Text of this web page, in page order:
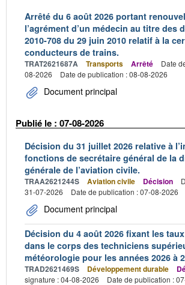
Arrêté du 6 août 2026 portant
l’agrément d’un médecin au titre des
2010-708 du 29 juin 2010 relatif à la
conducteurs de trains.
TRAT2621687A Transports Arrêté
Date
08-2026
Date de publication : 08-08-2026
Document principal
Publié le : 07-08-2026
Décision du 31 juillet 2026 relative à
fonctions de secrétaire général de la
générale de l’aviation civile.
TRAA2621244S Aviation civile Décision
31-07-2026
Date de publication : 07-08-2026
Document principal
Décision du 4 août 2026 fixant les
dans le corps des techniciens
météorologie pour les années 2026 à
TRAD2621469S Développement durable
signature : 04-08-2026
Date de publication :